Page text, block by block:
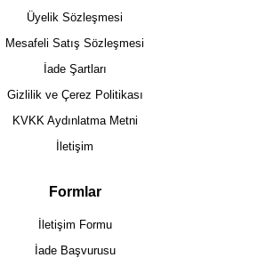
Üyelik Sözleşmesi
Mesafeli Satış Sözleşmesi
İade Şartları
Gizlilik ve Çerez Politikası
KVKK Aydınlatma Metni
İletişim
Formlar
İletişim Formu
İade Başvurusu